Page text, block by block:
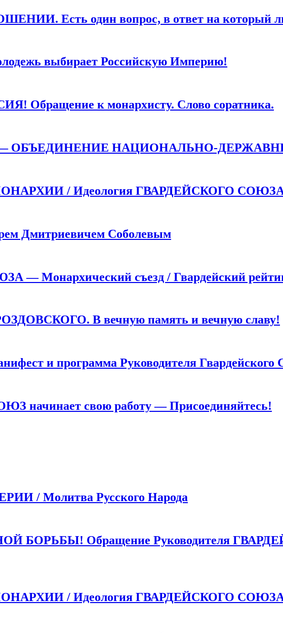
браузере для последующих моих комментариев.
Есть один вопрос, в ответ на который
выбирает Российскую Империю!
к монархисту. Слово соратника.
ОБЪЕДИНЕНИЕ НАЦИОНАЛЬНО-
/ Идеология ГВАРДЕЙСКОГО
Дмитриевичем Соболевым
— Монархический съезд / Гвардейский
В вечную память и вечную славу!
и программа Руководителя Гвардейского
начинает свою работу — Присоединяйтесь!
/ Молитва Русского Народа
Обращение Руководителя
/ Идеология ГВАРДЕЙСКОГО